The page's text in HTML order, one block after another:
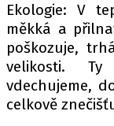
Ekologie: V
měkká a
poškozuje,
velikosti. Ty
vdechujeme,
celkově